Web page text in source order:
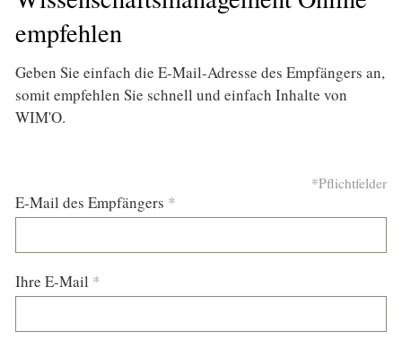
empfehlen
Geben Sie einfach die E-Mail-Adresse des Empfängers an,
somit empfehlen Sie schnell und einfach Inhalte von
WIM'O.
*Pflichtfelder
E-Mail des Empfängers *
Ihre E-Mail *